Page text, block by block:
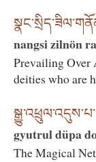
nangsi zilnön
Prevailing Over
deities who are
gyutrul düpa
The Magical